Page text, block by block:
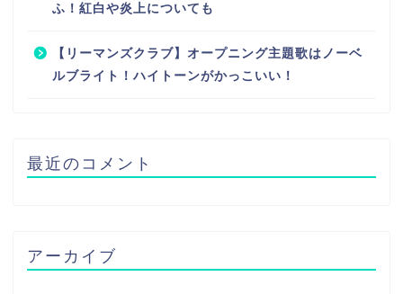
ふ！紅白や炎上についても
【リーマンズクラブ】オープニング主題歌はノーベ
ルブライト！ハイトーンがかっこいい！
最近のコメント
アーカイブ